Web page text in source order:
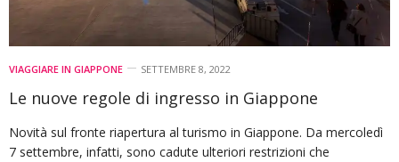
VIAGGIARE IN GIAPPONE SETTEMBRE 8, 2022
Le nuove regole di ingresso in Giappone
Novità sul fronte riapertura al turismo in Giappone. Da mercoledì
7 settembre, infatti, sono cadute ulteriori restrizioni che